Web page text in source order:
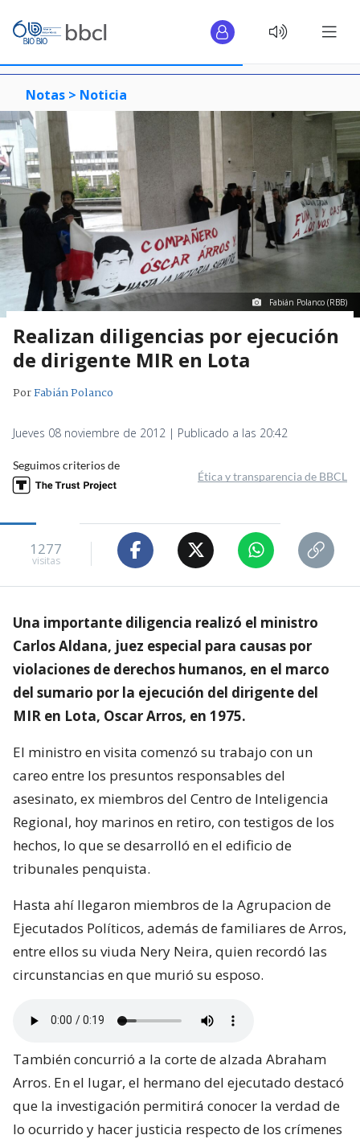
Notas > Noticia
Fabián Polanco (RBB)
Realizan diligencias por ejecución
de dirigente MIR en Lota
PorFabián Polanco
Jueves 08 noviembre de 2012 | Publicado a las 20:42
Seguimos criterios de
Ética y transparencia de BBCL
1277
visitas
Una importante diligencia realizó el ministro
Carlos Aldana, juez especial para causas por
violaciones de derechos humanos, en el marco
del sumario por la ejecución del dirigente del
MIR en Lota, Oscar Arros, en 1975.
El ministro en visita comenzó su trabajo con un
careo entre los presuntos responsables del
asesinato, ex miembros del Centro de Inteligencia
Regional, hoy marinos en retiro, con testigos de los
hechos, lo que se desarrolló en el edificio de
tribunales penquista.
Hasta ahí llegaron miembros de la Agrupacion de
Ejecutados Políticos, además de familiares de Arros,
entre ellos su viuda Nery Neira, quien recordó las
circunstancias en que murió su esposo.
También concurrió a la corte de alzada Abraham
Arros. En el lugar, el hermano del ejecutado destacó
que la investigación permitirá conocer la verdad de
lo ocurrido y hacer justicia respecto de los crímenes